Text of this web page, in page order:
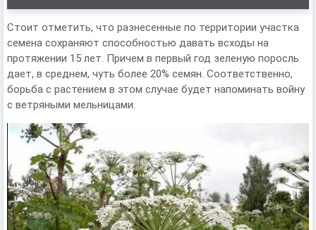
Стоит отметить, что разнесенные по территории участка
семена сохраняют способностью давать всходы на
протяжении 15 лет. Причем в первый год зеленую поросль
дает, в среднем, чуть более 20% семян. Соответственно,
борьба с растением в этом случае будет напоминать войну
с ветряными мельницами.